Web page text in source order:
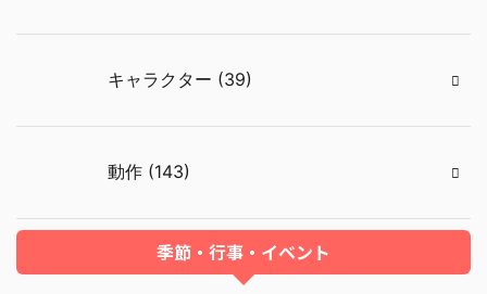
キャラクター (39)
動作 (143)
季節・行事・イベント